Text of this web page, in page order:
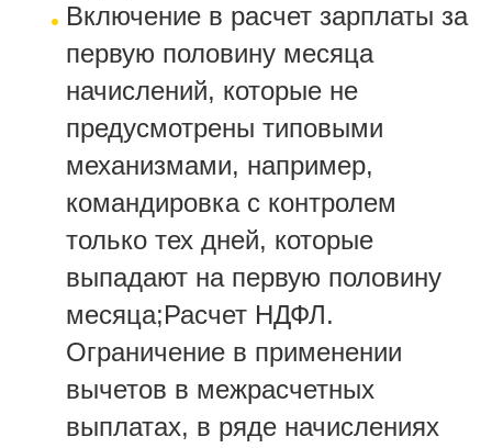
Включение в расчет зарплаты за
первую половину месяца
начислений, которые не
предусмотрены типовыми
механизмами, например,
командировка с контролем
только тех дней, которые
выпадают на первую половину
месяца;Расчет НДФЛ.
Ограничение в применении
вычетов в межрасчетных
выплатах, в ряде начислениях